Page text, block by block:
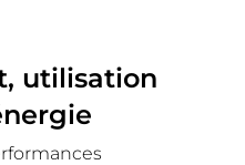
utilisation